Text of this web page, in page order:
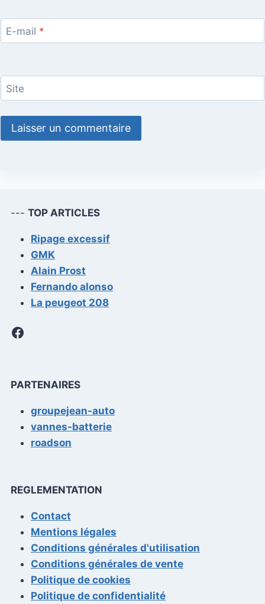
E-mail *
Site
--- TOP ARTICLES
Ripage excessif
GMK
Alain Prost
Fernando alonso
La peugeot 208
Facebook
PARTENAIRES
groupejean-auto
vannes-batterie
roadson
REGLEMENTATION
Contact
Mentions légales
Conditions générales d'utilisation
Conditions générales de vente
Politique de cookies
Politique de confidentialité